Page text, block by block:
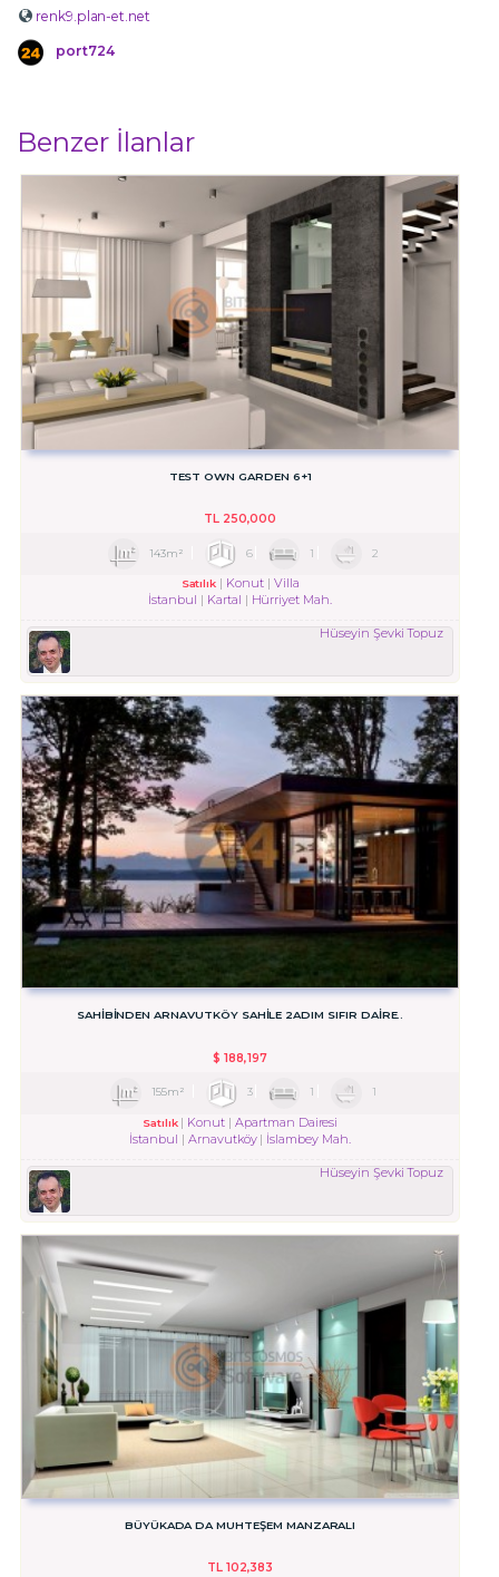
renk9.plan-et.net
port724
Benzer İlanlar
TEST OWN GARDEN 6+1
TL250,000
143m² 6 1 2
Satılık Konut
Villa
İstanbul
Kartal Hürriyet Mah.
Hüseyin Şevki Topuz
SAHİBİNDEN ARNAVUTKÖY SAHİLE 2ADIM SIFIR DAİRE..
$ 188,197
155m² 3 1 1
Satılık Konut
Apartman Dairesi
İstanbul
Arnavutköy İslambey Mah.
Hüseyin Şevki Topuz
BÜYÜKADA DA MUHTEŞEM MANZARALI
TL102,383